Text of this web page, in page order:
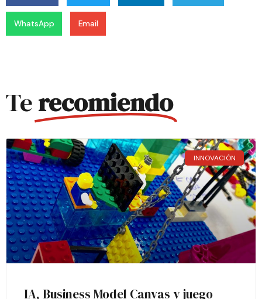
WhatsApp Email
Terecomiendo
INNOVACIÓN
IA, Business Model Canvas y juego